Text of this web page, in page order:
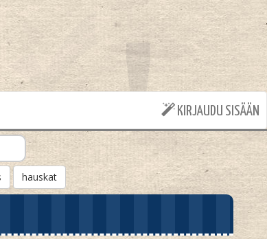
KIRJAUDU SISÄÄN
hauskat